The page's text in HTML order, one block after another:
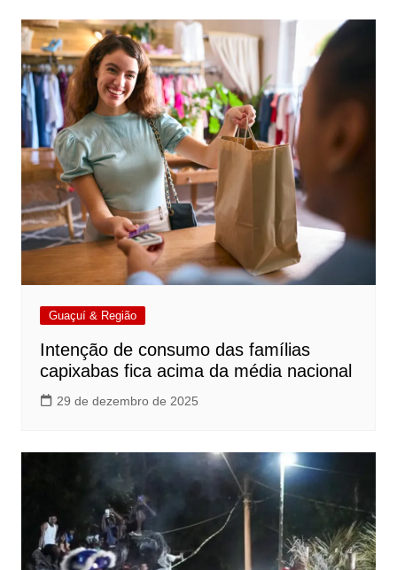
Guaçuí & Região
Intenção de consumo das famílias
capixabas fica acima da média nacional
29 de dezembro de 2025